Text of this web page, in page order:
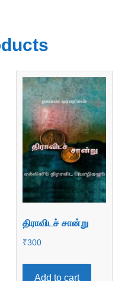
திராவிடச் சான்று
₹300
Add to cart